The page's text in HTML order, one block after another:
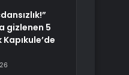
gizlenen 5